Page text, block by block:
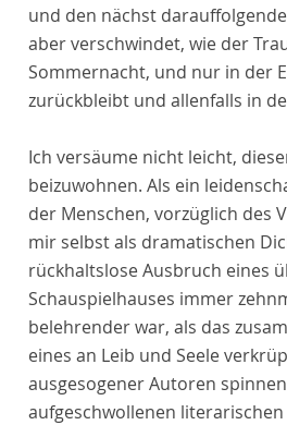
und den nächst
aber verschwindet, wie der
Sommernacht, und nur in der
zurückbleibt und allenfalls in
Ich versäume nicht leicht,
beizuwohnen. Als ein
der Menschen, vorzüglich des
mir selbst als dramatischen
rückhaltslose Ausbruch eines
Schauspielhauses immer
belehrender war, als das
eines an Leib und Seele
ausgesogener Autoren
aufgeschwollenen